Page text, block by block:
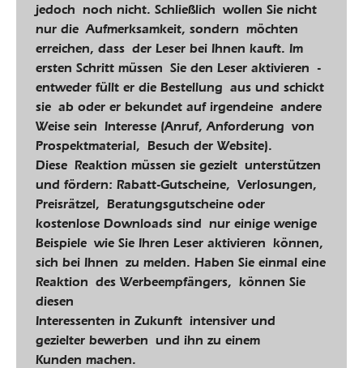
jedoch noch nicht. Schließlich wollen Sie nicht
nur die Aufmerksamkeit, sondern möchten
erreichen, dass der Leser bei Ihnen kauft. Im
ersten Schritt müssen Sie den Leser aktivieren -
entweder füllt er die Bestellung aus und schickt
sie ab oder er bekundet auf irgendeine andere
Weise sein Interesse (Anruf, Anforderung von
Prospektmaterial, Besuch der Website).
Diese Reaktion müssen sie gezielt unterstützen
und fördern: Rabatt-Gutscheine, Verlosungen,
Preisrätzel, Beratungsgutscheine oder
kostenlose Downloads sind nur einige wenige
Beispiele wie Sie Ihren Leser aktivieren können,
sich bei Ihnen zu melden. Haben Sie einmal eine
Reaktion des Werbeempfängers, können Sie
diesen
Interessenten in Zukunft intensiver und
gezielter bewerben und ihn zu einem
Kunden machen.